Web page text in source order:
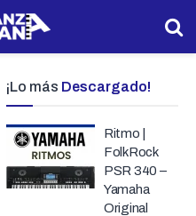
¡Lo más Descargado!
Ritmo |
FolkRock
PSR 340 –
Yamaha
Original